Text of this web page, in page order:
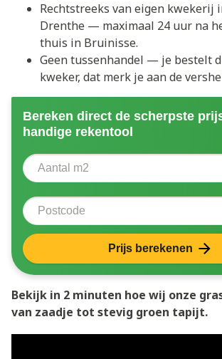
Rechtstreeks van eigen kwekerij
Drenthe — maximaal 24 uur na
thuis in Bruinisse.
Geen tussenhandel — je bestelt
kweker, dat merk je aan de
Bereken direct de scherpste
handige rekentool
Aantal vierkante meter
Postcode
Prijs berekenen
Bekijk in 2 minuten hoe wij onze
van zaadje tot stevig groen tapijt.